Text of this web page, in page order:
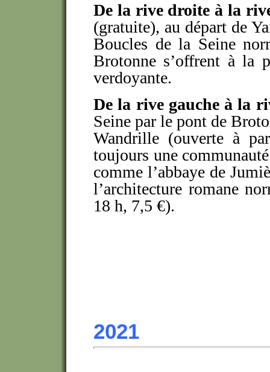
De la rive droite à la
(gratuite), au départ de
Boucles de la Seine
Brotonne s’offrent à la
verdoyante.
De la rive gauche à la
Seine par le pont de
Wandrille (ouverte à
toujours une
comme l’abbaye de
l’architecture romane
18 h, 7,5 €).
2021